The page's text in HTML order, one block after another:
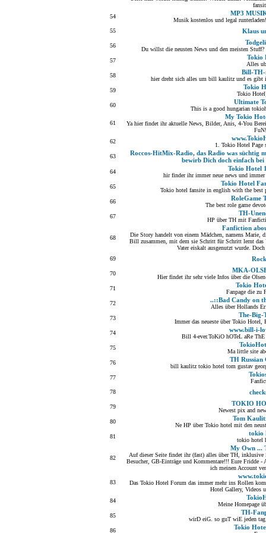
54
MP3
Musik kostenlos und legal
55
Klaus
56
Du willst die neusten News und den meisten
57
Tokio
Alles
58
Bill-
hier dreht sich alles um bill kaulitz und es
59
Tokio
Tokio
60
Ultimate
This is a good hungarian
61
My Tokio
Ya hier findet ihr aktuelle News, Bilder, Anis, 4-You
62
1. Tokio Hotel Page
63
Roccos-HitMix-Radio, das Radio was süchtig
bewirb Dich doch einfach
64 Tokio Hotel
hir finder ihr immer neue news und
65
Tokio Hotel
Tokio hotel fansite in english with the best
66
RoleGame
The best role game
67
TH-
HP über TH mit
68
Fanfiction
Die Story handelt von einem Mädchen, namens
Bill zusammen, mit dem sie Schritt für Schritt lernt das
Vater eiskalt ausgenutzt wurde.
69
70 MKA-
Hier findet ihr sehr viele Infos über die
71
Tokio
Fanpage die zu
72
..::Bad Candy on
Alles über Hollands
73
The-Big-
Immer das neueste über Tokio
74
www.bill-i-
Bill 4-ever.ToKiO hOTeL aRe
75
Ma little site
76
TH Russian
bill kaulitz tokio hotel tom gustav
77
78
79 TOKIO
Newest pix and
80
Tom
Ne HP über Tokio hotel mit den
81
tokio
tokio hotel
82
My Own ...
Auf dieser Seite findet ihr (fast) alles über TH,
Besucher, GB-Einträge und Kommentare!!! Eure Fridde
ich meinen Account
83
Das Tokio Hotel Forum das immer mehr ins Rollen
Hotel Gallery, Videos
84
Meine Homepage
85
TH-
wirD eiG. so guT wiE jeden
86
Tokio